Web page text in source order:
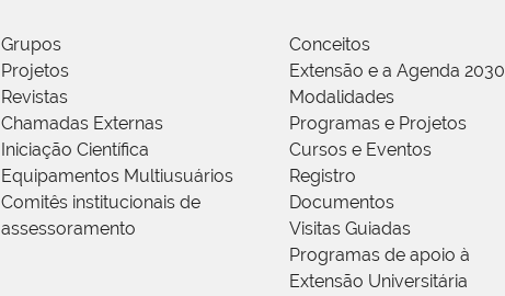
Grupos
Projetos
Revistas
Chamadas Externas
Iniciação Científica
Equipamentos Multiusuários
Comitês institucionais de
assessoramento
Conceitos
Extensão e a Agenda 2030
Modalidades
Programas e Projetos
Cursos e Eventos
Registro
Documentos
Visitas Guiadas
Programas de apoio à
Extensão Universitária